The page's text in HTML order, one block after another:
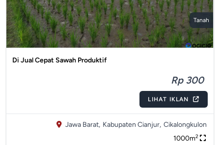
Tanah
Di Jual Cepat Sawah Produktif
Rp 300
LIHAT IKLAN
Jawa Barat, Kabupaten Cianjur, Cikalongkulon
1000m2